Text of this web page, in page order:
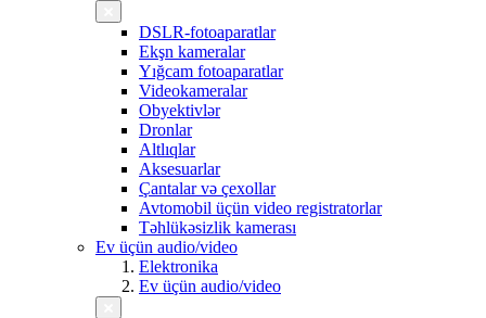
DSLR-fotoaparatlar
Ekşn kameralar
Yığcam fotoaparatlar
Videokameralar
Obyektivlər
Dronlar
Altlıqlar
Aksesuarlar
Çantalar və çexollar
Avtomobil üçün video registratorlar
Təhlükəsizlik kamerası
Ev üçün audio/video
Elektronika
Ev üçün audio/video